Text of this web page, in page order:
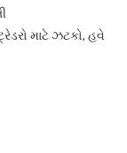
માટે ઝટકો, હવે